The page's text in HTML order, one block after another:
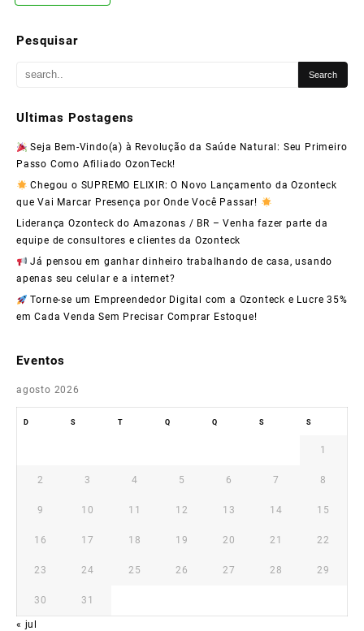
Dinheiro
Como
Ozonteck
e
Transformar
Sua
Vida
Pesquisar
Ultimas Postagens
Seja Bem-Vindo(a) à Revolução da Saúde Natural: Seu Primeiro
Passo Como Afiliado OzonTeck!
Chegou o SUPREMO ELIXIR: O Novo Lançamento da Ozonteck
que Vai Marcar Presença por Onde Você Passar!
Liderança Ozonteck do Amazonas / BR – Venha fazer parte da
equipe de consultores e clientes da Ozonteck
Já pensou em ganhar dinheiro trabalhando de casa, usando
apenas seu celular e a internet?
Torne-se um Empreendedor Digital com a Ozonteck e Lucre 35%
em Cada Venda Sem Precisar Comprar Estoque!
Eventos
agosto 2026
D S T Q Q S S
1
2 3 4 5 6 7 8
9 10 11 12 13 14 15
16 17 18 19 20 21 22
23 24 25 26 27 28 29
30 31
« jul